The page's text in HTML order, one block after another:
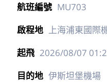
MU703
上海浦東國際
2026/08/07
伊斯坦堡機場